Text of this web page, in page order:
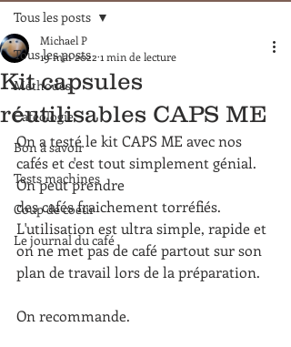
Tous les posts
Méthodes
Caféologie
Bon à savoir
Tests machines
Coup de coeur
Le journal du café
Tous les posts
Kit capsules
réutilisables CAPS ME
Michael P
19 mai 2022 1 min de lecture
On a testé le kit CAPS ME avec nos
cafés et c'est tout simplement génial.
On peut prendre
des cafés fraichement torréfiés.
L'utilisation est ultra simple, rapide et
on ne met pas de café partout sur son
plan de travail lors de la préparation.
On recommande.